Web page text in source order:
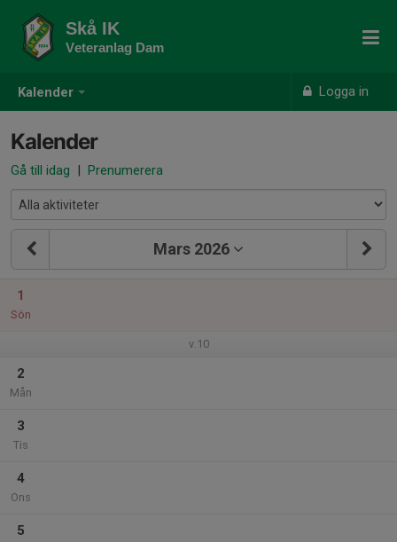
Kalender Logga in
Skå IK
Veteranlag Dam
Kalender
Gå till idag | Prenumerera
Mars 2026
1
Sön
v.10
2
Mån
3
Tis
4
Ons
5